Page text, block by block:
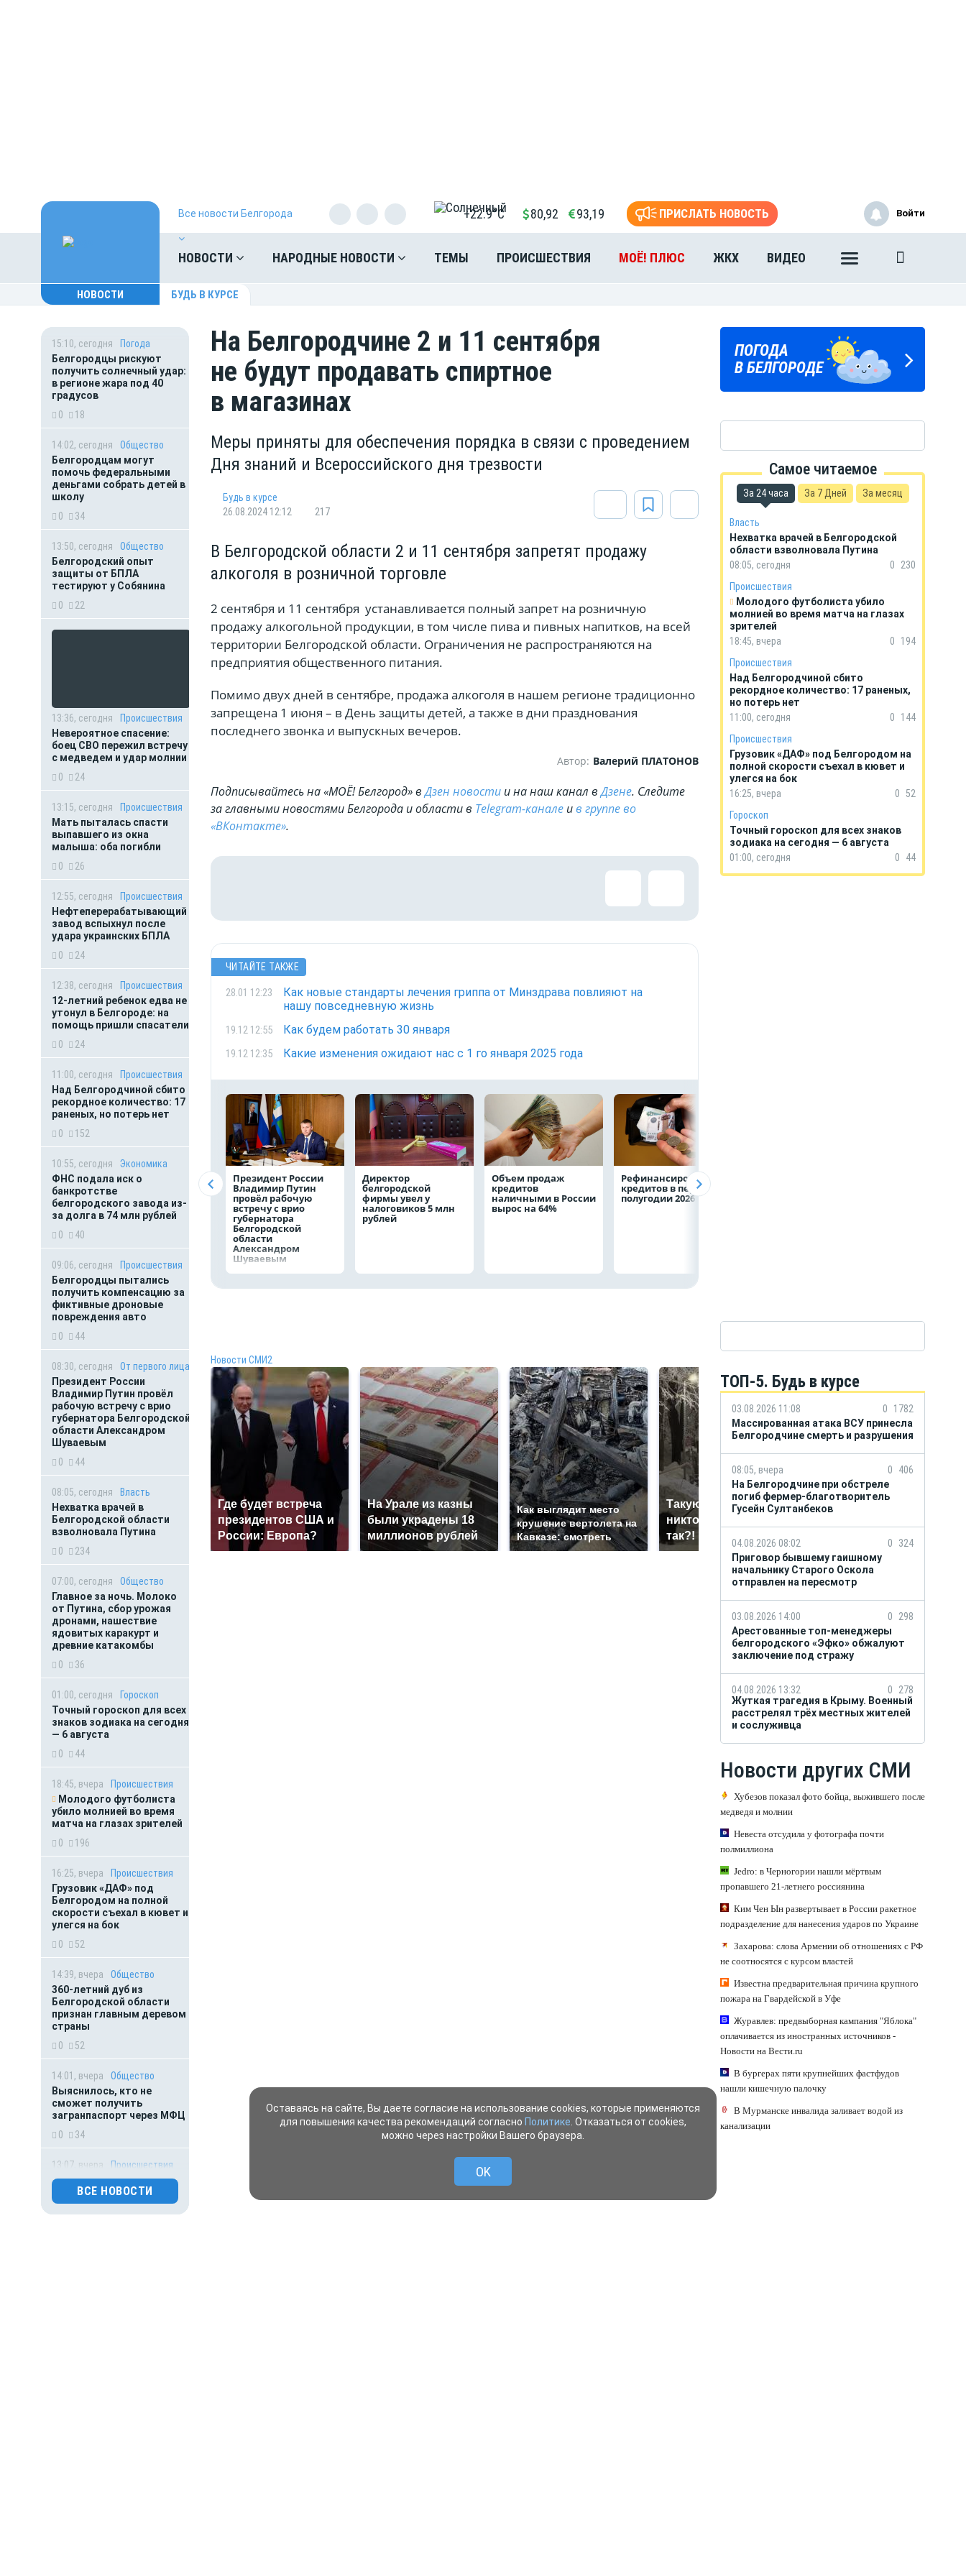
Все новости Белгорода +22.9°C 80,92 93,19 ПРИСЛАТЬ НОВОСТЬ
НОВОСТИ НАРОДНЫЕ НОВОСТИ ТЕМЫ ПРОИСШЕСТВИЯ МОЁ! ПЛЮС ЖКХ ВИДЕО
Войти
НОВОСТИ БУДЬ В КУРСЕ
15:10, сегодня
Погода
Белгородцы рискуют
получить солнечный удар:
в регионе жара под 40
градусов
0
18
14:02, сегодня
Общество
Белгородцам могут
помочь федеральными
деньгами собрать детей в
школу
0
34
13:50, сегодня
Общество
Белгородский опыт
защиты от БПЛА
тестируют у Собянина
0
22
13:36, сегодня
Происшествия
Невероятное спасение:
боец СВО пережил встречу
с медведем и удар молнии
0
24
13:15, сегодня
Происшествия
Мать пыталась спасти
выпавшего из окна
малыша: оба погибли
0
26
12:55, сегодня
Происшествия
Нефтеперерабатывающий
завод вспыхнул после
удара украинских БПЛА
0
24
12:38, сегодня
Происшествия
12-летний ребенок едва не
утонул в Белгороде: на
помощь пришли спасатели
0
24
11:00, сегодня
Происшествия
Над Белгородчиной сбито
рекордное количество: 17
раненых, но потерь нет
0
152
10:55, сегодня
Экономика
ФНС подала иск о
банкротстве
белгородского завода из-
за долга в 74 млн рублей
0
40
09:06, сегодня
Происшествия
Белгородцы пытались
получить компенсацию за
фиктивные дроновые
повреждения авто
0
44
08:30, сегодня
От первого лица
Президент России
Владимир Путин провёл
рабочую встречу с врио
губернатора Белгородской
области Александром
Шуваевым
0
44
08:05, сегодня
Власть
Нехватка врачей в
Белгородской области
взволновала Путина
0
234
07:00, сегодня
Общество
Главное за ночь. Молоко
от Путина, сбор урожая
дронами, нашествие
ядовитых каракурт и
древние катакомбы
0
36
01:00, сегодня
Гороскоп
Точный гороскоп для всех
знаков зодиака на сегодня
— 6 августа
0
44
18:45, вчера
Происшествия
Молодого футболиста
убило молнией во время
матча на глазах зрителей
0
196
16:25, вчера
Происшествия
Грузовик «ДАФ» под
Белгородом на полной
скорости съехал в кювет и
улегся на бок
0
52
14:39, вчера
Общество
360-летний дуб из
Белгородской области
признан главным деревом
страны
0
52
14:01, вчера
Общество
Выяснилось, кто не
сможет получить
загранпаспорт через МФЦ
0
34
13:07, вчера
Происшествия
Глава ЧВК «Ястреб»
получил 18 лет строгого
режима в Белгороде
ВСЕ НОВОСТИ
На Белгородчине 2 и 11 сентября
не будут продавать спиртное
в магазинах
Меры приняты для обеспечения порядка в связи с проведением
Дня знаний и Всероссийского дня трезвости
Будь в курсе
26.08.2024 12:12
217
В Белгородской области 2 и 11 сентября запретят продажу
алкоголя в розничной торговле
2 сентября и 11 сентября устанавливается полный запрет на розничную
продажу алкогольной продукции, в том числе пива и пивных напитков, на всей
территории Белгородской области. Ограничения не распространяются на
предприятия общественного питания.
Помимо двух дней в сентябре, продажа алкоголя в нашем регионе традиционно
запрещена 1 июня – в День защиты детей, а также в дни празднования
последнего звонка и выпускных вечеров.
Автор: Валерий ПЛАТОНОВ
Подписывайтесь на «МОЁ! Белгород» вДзен новости и на наш канал вДзене. Cледите
за главными новостями Белгорода и области в Telegram-канале ив группе во
«ВКонтакте».
ЧИТАЙТЕ ТАКЖЕ
28.01 12:23
Как новые стандарты лечения гриппа от Минздрава повлияют на
нашу повседневную жизнь
19.12 12:55 Как будем работать 30 января
19.12 12:35 Какие изменения ожидают нас с 1 го января 2025 года
Президент России
Владимир Путин
провёл рабочую
встречу с врио
губернатора
Белгородской
области
Александром
Шуваевым
Директор
белгородской
фирмы увел у
налоговиков 5 млн
рублей
Объем продаж
кредитов
наличными в России
вырос на 64%
Рефинансирование
кредитов в первом
полугодии 2026 года
Новости СМИ2
Где будет встреча
президентов США и
России: Европа?
На Урале из казны
были украдены 18
миллионов рублей
Как выглядит место
крушение вертолета на
Кавказе: смотреть
Такую зиму в России
никто не ждал: как
так?!
Не ешьте эту
ПОГОДА
В БЕЛГОРОДЕ
ГОРОСКОП
НА КАЖДЫЙ ДЕНЬ
Подпишись
на тг-канал
«МОЁ! Белгород»
Самое читаемое
За 24 часа За 7 Дней За месяц
Власть
Нехватка врачей в Белгородской
области взволновала Путина
08:05, сегодня
0
230
Происшествия
Молодого футболиста убило
молнией во время матча на глазах
зрителей
18:45, вчера
0
194
Происшествия
Над Белгородчиной сбито
рекордное количество: 17 раненых,
но потерь нет
11:00, сегодня
0
144
Происшествия
Грузовик «ДАФ» под Белгородом на
полной скорости съехал в кювет и
улегся на бок
16:25, вчера
0 52
Гороскоп
Точный гороскоп для всех знаков
зодиака на сегодня — 6 августа
01:00, сегодня
0 44
ТОП-5. Будь в курсе
03.08.2026 11:08 0
1782
Массированная атака ВСУ принесла
Белгородчине смерть и разрушения
08:05, вчера 0
406
На Белгородчине при обстреле
погиб фермер-благотворитель
Гусейн Султанбеков
04.08.2026 08:02 0
324
Приговор бывшему гаишному
начальнику Старого Оскола
отправлен на пересмотр
03.08.2026 14:00 0
298
Арестованные топ-менеджеры
белгородского «Эфко» обжалуют
заключение под стражу
04.08.2026 13:32 0
278
Жуткая трагедия в Крыму. Военный
расстрелял трёх местных жителей
и сослуживца
Новости других СМИ
Хубезов показал фото бойца, выжившего после
медведя и молнии
Невеста отсудила у фотографа почти
полмиллиона
Jedro: в Черногории нашли мёртвым
пропавшего 21-летнего россиянина
Ким Чен Ын развертывает в России ракетное
подразделение для нанесения ударов по Украине
Захарова: слова Армении об отношениях с РФ
не соотносятся с курсом властей
Известна предварительная причина крупного
пожара на Гвардейской в Уфе
Журавлев: предвыборная кампания "Яблока"
оплачивается из иностранных источников -
Новости на Вести.ru
В бургерах пяти крупнейших фастфудов
нашли кишечную палочку
В Мурманске инвалида заливает водой из
канализации
Оставаясь на сайте, Вы даете согласие на использование cookies, которые применяются
для повышения качества рекомендаций согласно Политике . Отказаться от cookies,
можно через настройки Вашего браузера.
OK